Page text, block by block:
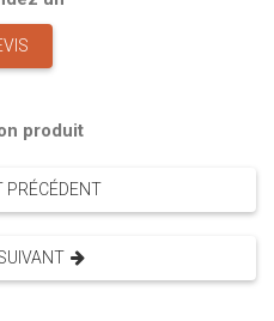
produit
PRÉCÉDENT